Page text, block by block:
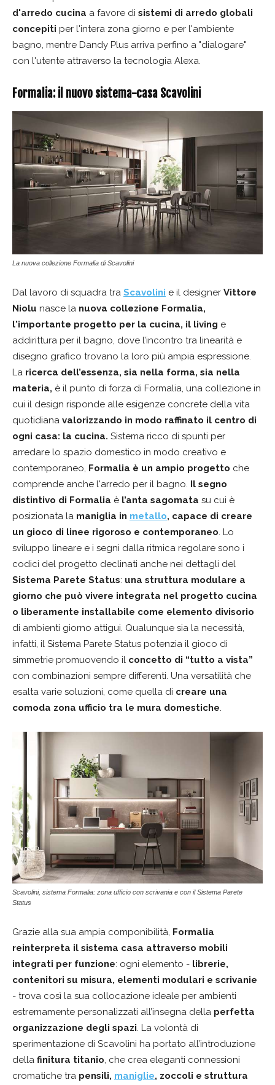
d'arredo cucina a favore di sistemi di arredo globali
concepiti per l'intera zona giorno e per l'ambiente
bagno, mentre Dandy Plus arriva perfino a "dialogare"
con l'utente attraverso la tecnologia Alexa.
Formalia: il nuovo sistema-casa Scavolini
La nuova collezione Formalia di Scavolini
Dal lavoro di squadra tra Scavolini e il designer Vittore
Niolu nasce la nuova collezione Formalia,
l'importante progetto per la cucina, il living e
addirittura per il bagno, dove l’incontro tra linearità e
disegno grafico trovano la loro più ampia espressione.
La ricerca dell’essenza, sia nella forma, sia nella
materia, è il punto di forza di Formalia, una collezione in
cui il design risponde alle esigenze concrete della vita
quotidiana valorizzando in modo raffinato il centro di
ogni casa: la cucina. Sistema ricco di spunti per
arredare lo spazio domestico in modo creativo e
contemporaneo, Formalia è un ampio progetto che
comprende anche l'arredo per il bagno. Il segno
distintivo di Formalia è l’anta sagomata su cui è
posizionata la maniglia in metallo, capace di creare
un gioco di linee rigoroso e contemporaneo. Lo
sviluppo lineare e i segni dalla ritmica regolare sono i
codici del progetto declinati anche nei dettagli del
Sistema Parete Status: una struttura modulare a
giorno che può vivere integrata nel progetto cucina
o liberamente installabile come elemento divisorio
di ambienti giorno attigui. Qualunque sia la necessità,
infatti, il Sistema Parete Status potenzia il gioco di
simmetrie promuovendo il concetto di “tutto a vista”
con combinazioni sempre differenti. Una versatilità che
esalta varie soluzioni, come quella di creare una
comoda zona ufficio tra le mura domestiche.
Scavolini, sistema Formalia: zona ufficio con scrivania e con il Sistema Parete
Status
Grazie alla sua ampia componibilità, Formalia
reinterpreta il sistema casa attraverso mobili
integrati per funzione: ogni elemento - librerie,
contenitori su misura, elementi modulari e scrivanie
- trova così la sua collocazione ideale per ambienti
estremamente personalizzati all’insegna della perfetta
organizzazione degli spazi . La volontà di
sperimentazione di Scavolini ha portato all’introduzione
della finitura titanio , che crea eleganti connessioni
cromatiche tra pensili, maniglie, zoccoli e struttura